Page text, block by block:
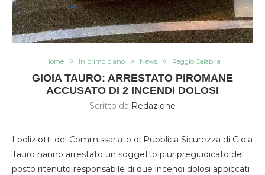
Home In primo piano News Reggio Calabria
GIOIA TAURO: ARRESTATO PIROMANE
ACCUSATO DI 2 INCENDI DOLOSI
Scritto da Redazione
I poliziotti del Commissariato di Pubblica Sicurezza di Gioia
Tauro hanno arrestato un soggetto pluripregiudicato del
posto ritenuto responsabile di due incendi dolosi appiccati